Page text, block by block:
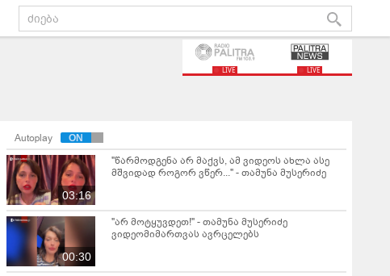
LIVE LIVE
Autoplay
03:16
"წარმოდგენა არ მაქვს, ამ ვიდეოს ახლა ასე
მშვიდად როგორ ვწერ..." - თამუნა მუსერიძე
00:30
"არ მოტყუვდეთ!" - თამუნა მუსერიძე
ვიდეომიმართვას ავრცელებს